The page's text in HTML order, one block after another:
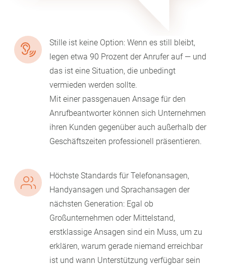
Stille ist keine Option: Wenn es still bleibt,
legen etwa 90 Prozent der Anrufer auf — und
das ist eine Situation, die unbedingt
vermieden werden sollte.
Mit einer passgenauen Ansage für den
Anrufbeantworter können sich Unternehmen
ihren Kunden gegenüber auch außerhalb der
Geschäftszeiten professionell präsentieren.
Höchste Standards für Telefonansagen,
Handyansagen und Sprachansagen der
nächsten Generation: Egal ob
Großunternehmen oder Mittelstand,
erstklassige Ansagen sind ein Muss, um zu
erklären, warum gerade niemand erreichbar
ist und wann Unterstützung verfügbar sein